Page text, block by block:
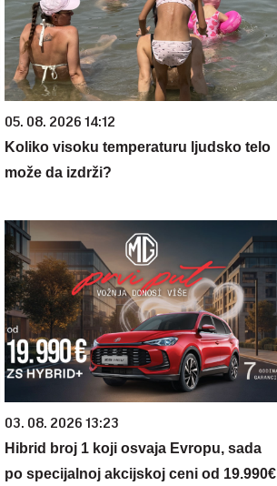
05. 08. 2026 14:12
Koliko visoku temperaturu ljudsko telo
može da izdrži?
03. 08. 2026 13:23
Hibrid broj 1 koji osvaja Evropu, sada
po specijalnoj akcijskoj ceni od 19.990€